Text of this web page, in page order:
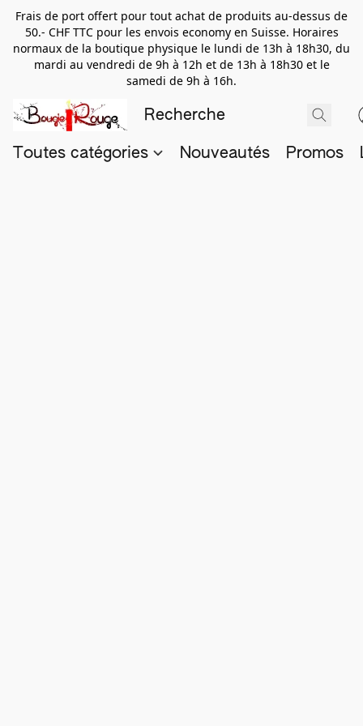
Frais de port offert pour tout achat de produits au-dessus de
50.- CHF TTC pour les envois economy en Suisse. Horaires
normaux de la boutique physique le lundi de 13h à 18h30, du
mardi au vendredi de 9h à 12h et de 13h à 18h30 et le
samedi de 9h à 16h.
Toutes catégories Nouveautés Promos